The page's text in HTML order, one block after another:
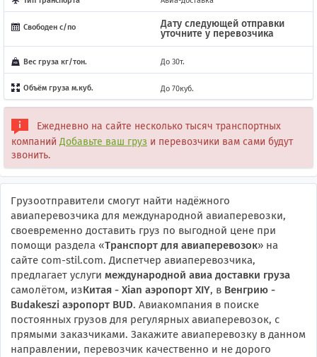
Свободен с/по
Дату следующей отправки
уточните у перевозчика
Вес груза кг/тон. До 30т.
Объём груза м.куб. До 70куб.
Ежедневно на сайте несколько тысяч транспортных
компанийДобавьте ваш груз и перевозчики вам сами будут
звонить.
Грузоотправители смогут найти надёжного
авиаперевозчика для международной авиаперевозки,
своевременно доставить груз по выгодной цене при
помощи раздела «Транспорт для авиаперевозок» на
сайте com-stil.com. Диспетчер авиаперевозчика,
предлагает услуги международной авиа доставки груза
самолётом, изКитая - Xian аэропорт XIY, в Венгрию -
Budakeszi аэропорт BUD. Авиакомпания в поиске
постоянных грузов для регулярных авиаперевозок, с
прямыми заказчиками. Закажите авиаперевозку в данном
направлении, перевозчик качественно и не дорого